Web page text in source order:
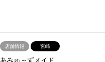
店舗情報 宮崎
あみゅ～ずメイド